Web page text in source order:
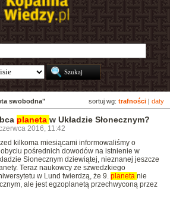
sortuj wg: trafności daty
swobodna"
planeta w Układzie Słonecznym?
2016, 11:42
kilkoma miesiącami informowaliśmy o
pośrednich dowodów na istnienie w
Słonecznym dziewiątej, nieznanej jeszcze
Teraz naukowcy ze szwedzkiego
w Lund twierdzą, że 9. planeta nie
ale jest egzoplanetą przechwyconą przez